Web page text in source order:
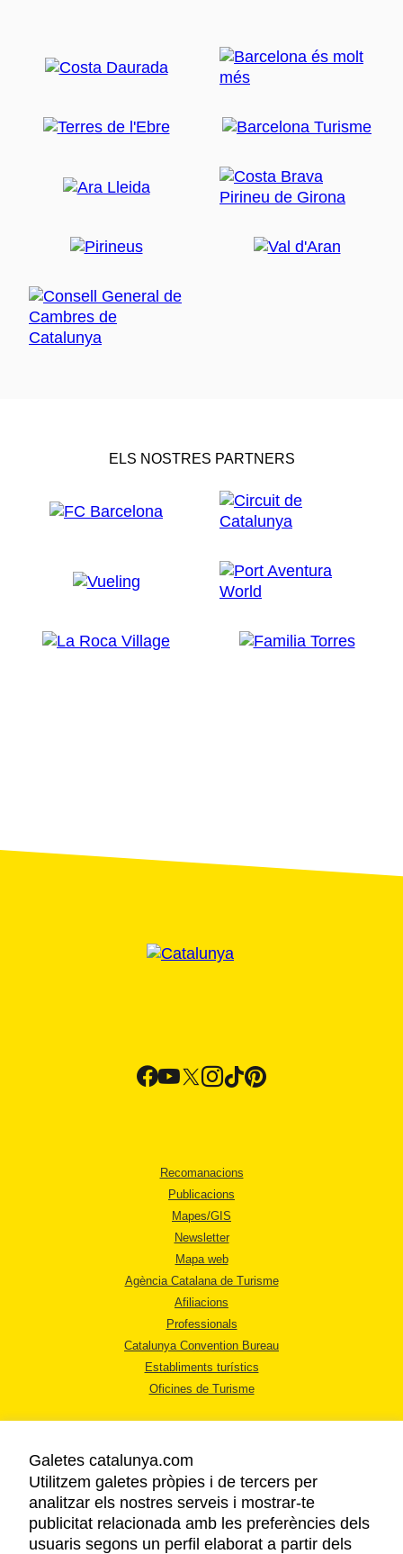
ELS NOSTRES PARTNERS
Recomanacions
Publicacions
Mapes/GIS
Newsletter
Mapa web
Agència Catalana de Turisme
Afiliacions
Professionals
Catalunya Convention Bureau
Establiments turístics
Oficines de Turisme
AVÍS LEGAL
POLÍTICA DE PRIVACITAT
Galetes catalunya.com
Utilitzem galetes pròpies i de tercers per
analitzar els nostres serveis i mostrar-te
publicitat relacionada amb les preferències dels
usuaris segons un perfil elaborat a partir dels